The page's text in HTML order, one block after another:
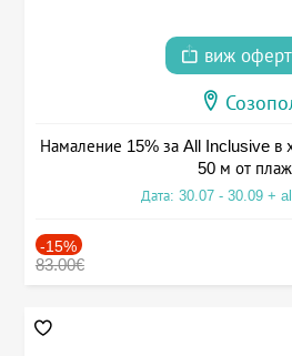
виж
Намаление 15% за All Inclusive в
50 м от
Дата: 30.07 - 30.09 +
-15%
83.00€